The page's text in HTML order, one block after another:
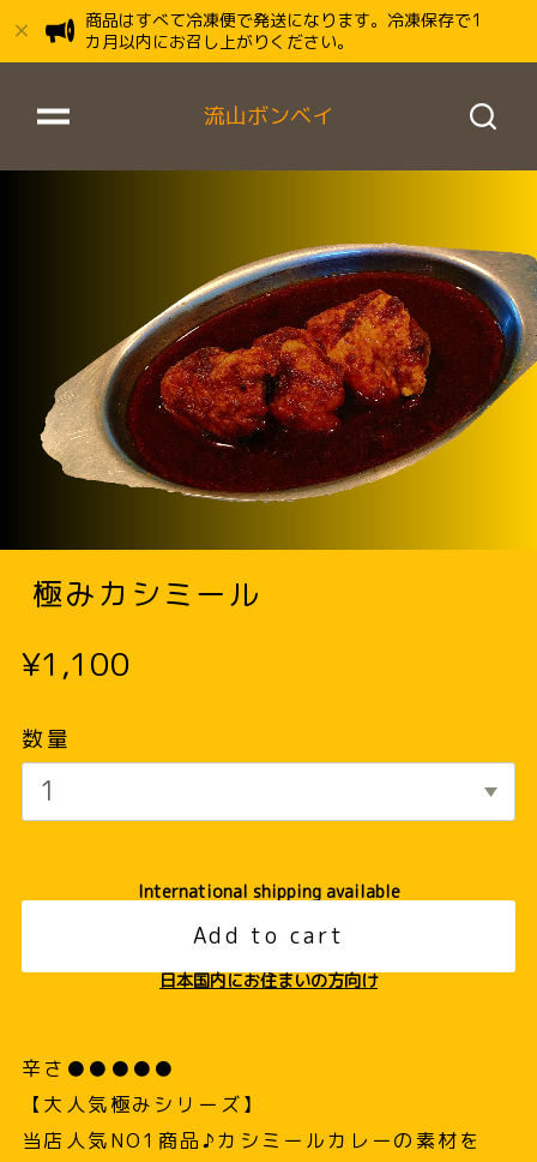
商品はすべて冷凍便で発送になります。冷凍保存で1
カ月以内にお召し上がりください。
流山ボンベイ
極みカシミール
¥1,100
数量
International shipping available
Add to cart
日本国内にお住まいの方向け
辛さ●●●●●
【大人気極みシリーズ】
当店人気NO1商品♪カシミールカレーの素材を